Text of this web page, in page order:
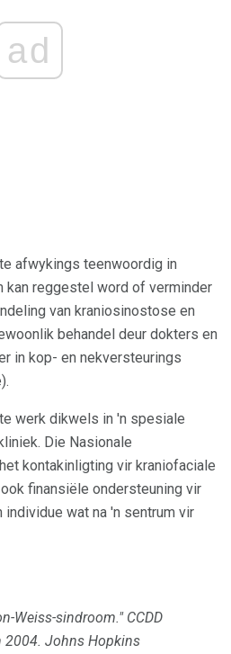
ad
afwykings teenwoordig in
reggestel word of verminder
van kraniosinostose en
behandel deur dokters en
in kop- en nekversteurings
werk dikwels in 'n spesiale
Die Nasionale
kontakinligting vir kraniofaciale
finansiële ondersteuning vir
wat na 'n sentrum vir
Weiss-sindroom." CCDD
2004. Johns Hopkins